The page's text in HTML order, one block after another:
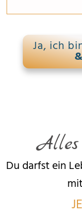
Ja, ich
Du darfst ein